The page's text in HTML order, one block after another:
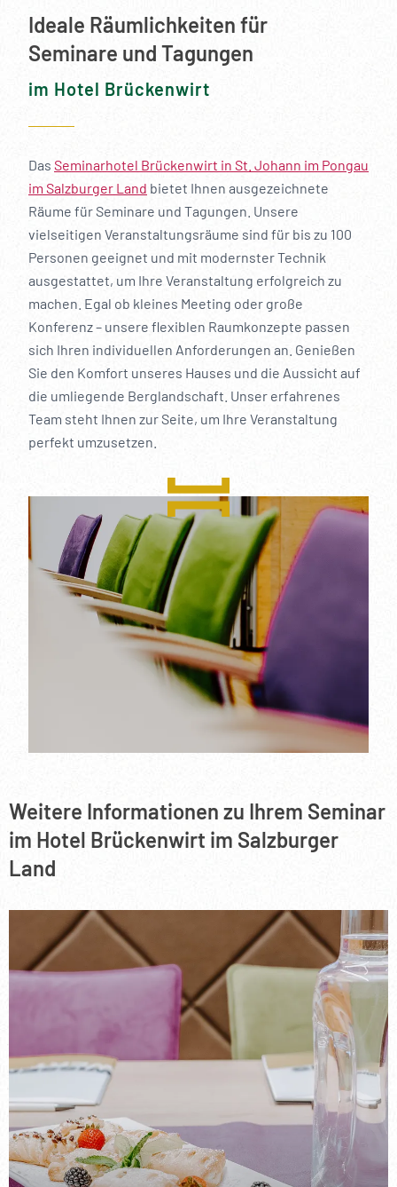
Ideale Räumlichkeiten für
Seminare und Tagungen
im Hotel Brückenwirt
Das Seminarhotel Brückenwirt in St. Johann im Pongau
im Salzburger Land bietet Ihnen ausgezeichnete
Räume für Seminare und Tagungen. Unsere
vielseitigen Veranstaltungsräume sind für bis zu 100
Personen geeignet und mit modernster Technik
ausgestattet, um Ihre Veranstaltung erfolgreich zu
machen. Egal ob kleines Meeting oder große
Konferenz – unsere flexiblen Raumkonzepte passen
sich Ihren individuellen Anforderungen an. Genießen
Sie den Komfort unseres Hauses und die Aussicht auf
die umliegende Berglandschaft. Unser erfahrenes
Team steht Ihnen zur Seite, um Ihre Veranstaltung
perfekt umzusetzen.
Weitere Informationen zu Ihrem Seminar
im Hotel Brückenwirt im Salzburger
Land